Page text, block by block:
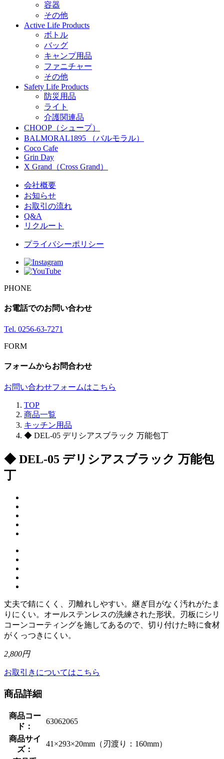
容器
その他
Active Life Products
ボトル
バッグ
キャンプ用品
ファニチャー
その他
Safety Life Products
防災用品
ライト
介護関連品
CHOOP（シュープ）
BALMORAL1895 （バルモラル）
Coco Cafe
Grin Day
X Grand（Cross Grand）
会社概要
お知らせ
お取引の流れ
Q&A
リクルート
プライバシーポリシー
PHONE
お電話でのお問い合わせ
Tel. 0256-63-7271
FORM
フォームからお問合わせ
お問い合わせフォームはこちら
TOP
商品一覧
キッチン用品
◆ DEL-05 デリシアスブラック 万能包丁
◆ DEL-05 デリシアスブラック 万能包
丁
丈夫で錆にくく、刃離れしやすい。継ぎ目がなく汚れがたま
りにくい。オールステンレスの洗練された形状。刃板にシリ
コーンコーティングを施してあるので、切り付けた時に食材
がくっつきにくい。
2,800円
お取引きについてはこちら
商品詳細
商品コー
ド：
63062065
商品サイ
ズ：
41×293×20mm（刃渡り：160mm）